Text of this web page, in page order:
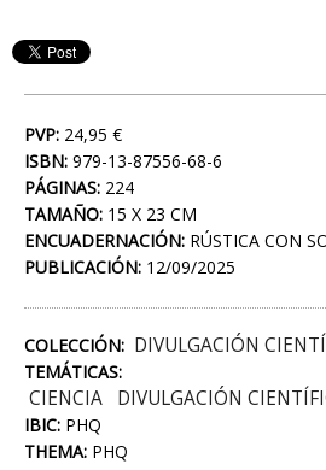
PVP: 24,95 €
ISBN: 979-13-87556-68-6
PÁGINAS: 224
TAMAÑO: 15 X 23 CM
ENCUADERNACIÓN: RÚSTICA CON
PUBLICACIÓN: 12/09/2025
COLECCIÓN: DIVULGACIÓN
TEMÁTICAS:
CIENCIA DIVULGACIÓN
IBIC: PHQ
THEMA: PHQ